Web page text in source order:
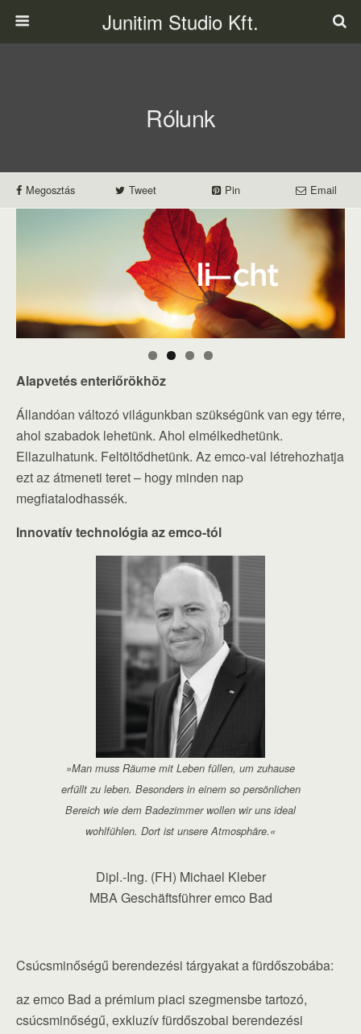
Junitim Studio Kft.
Rólunk
Megosztás Tweet Pin Email
Alapvetés enteriőrökhöz
Állandóan változó világunkban szükségünk van egy térre,
ahol szabadok lehetünk. Ahol elmélkedhetünk.
Ellazulhatunk. Feltöltődhetünk. Az emco-val létrehozhatja
ezt az átmeneti teret – hogy minden nap
megfiatalodhassék.
Innovatív technológia az emco-tól
»Man muss Räume mit Leben füllen, um zuhause
erfüllt zu leben. Besonders in einem so persönlichen
Bereich wie dem Badezimmer wollen wir uns ideal
wohlfühlen. Dort ist unsere Atmosphäre.«
Dipl.-Ing. (FH) Michael Kleber
MBA Geschäftsführer emco Bad
Csúcsminőségű berendezési tárgyakat a fürdőszobába:
az emco Bad a prémium piaci szegmensbe tartozó,
csúcsminőségű, exkluzív fürdőszobai berendezési